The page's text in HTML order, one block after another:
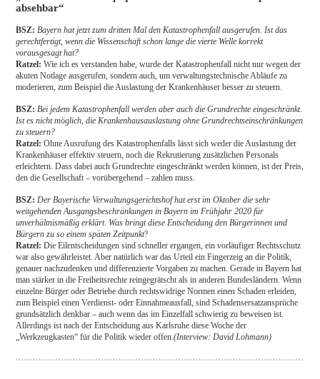
absehbar“
BSZ: Bayern hat jetzt zum dritten Mal den Katastrophenfall ausgerufen. Ist das
gerechtfertigt, wenn die Wissenschaft schon lange die vierte Welle korrekt
vorausgesagt hat?
Ratzel: Wie ich es verstanden habe, wurde der Katastrophenfall nicht nur wegen der
akuten Notlage ausgerufen, sondern auch, um verwaltungstechnische Abläufe zu
moderieren, zum Beispiel die Auslastung der Krankenhäuser besser zu steuern.
BSZ: Bei jedem Katastrophenfall werden aber auch die Grundrechte eingeschränkt.
Ist es nicht möglich, die Krankenhausauslastung ohne Grundrechtseinschränkungen
zu steuern?
Ratzel: Ohne Ausrufung des Katastrophenfalls lässt sich weder die Auslastung der
Krankenhäuser effektiv steuern, noch die Rekrutierung zusätzlichen Personals
erleichtern. Dass dabei auch Grundrechte eingeschränkt werden können, ist der Preis,
den die Gesellschaft – vorübergehend – zahlen muss.
BSZ: Der Bayerische Verwaltungsgerichtshof hat erst im Oktober die sehr
weitgehenden Ausgangsbeschränkungen in Bayern im Frühjahr 2020 für
unverhältnismäßig erklärt. Was bringt diese Entscheidung den Bürgerinnen und
Bürgern zu so einem späten Zeitpunkt?
Ratzel: Die Eilentscheidungen sind schneller ergangen, ein vorläufiger Rechtsschutz
war also gewährleistet. Aber natürlich war das Urteil ein Fingerzeig an die Politik,
genauer nachzudenken und differenzierte Vorgaben zu machen. Gerade in Bayern hat
man stärker in die Freiheitsrechte reingegrätscht als in anderen Bundesländern. Wenn
einzelne Bürger oder Betriebe durch rechtswidrige Normen einen Schaden erleiden,
zum Beispiel einen Verdienst- oder Einnahmeausfall, sind Schadensersatzansprüche
grundsätzlich denkbar – auch wenn das im Einzelfall schwierig zu beweisen ist.
Allerdings ist nach der Entscheidung aus Karlsruhe diese Woche der
„Werkzeugkasten“ für die Politik wieder offen.(Interview: David Lohmann)